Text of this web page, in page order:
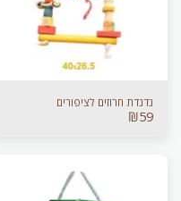
נדנדת חרוזים לציפורים
₪59